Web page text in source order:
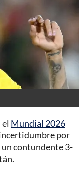
el Mundial 2026
por
contundente 3-